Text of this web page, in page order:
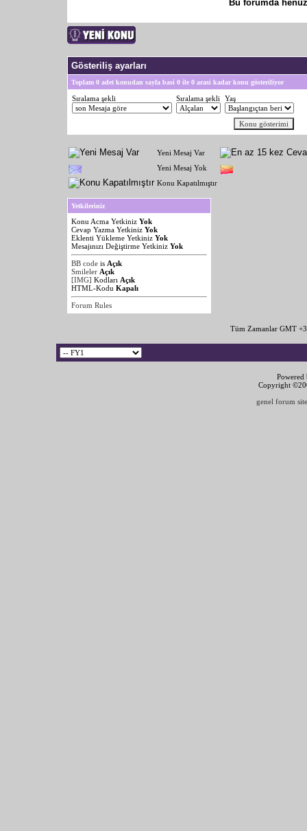
Bu forumda
Gösteriliş ayarları
Toplam 0 adet konudan sayfa basi 0 ile 0 arasi kadar konu gösteriliyor
Sıralama şekli Sıralama şekli Yaş
Yeni Mesaj Var
Yeni Mesaj Yok
Konu Kapatılmıştır
Yetkileriniz
Konu Acma Yetkiniz Yok
Cevap Yazma Yetkiniz Yok
Eklenti Yükleme Yetkiniz Yok
Mesajınızı Değiştirme Yetkiniz Yok
BB code is Açık
Smileler Açık
[IMG] Kodları Açık
HTML-Kodu Kapalı
Forum Rules
Tüm Zamanlar GMT
Copyright
genel forum